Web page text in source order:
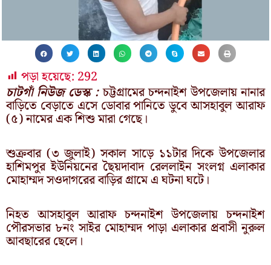
পড়া হয়েছে: 292
চাটগাঁ নিউজ ডেস্ক :চট্টগ্রামের চন্দনাইশ উপজেলায় নানার
বাড়িতে বেড়াতে এসে ডোবার পানিতে ডুবে আসহাবুল আরাফ
(৫) নামের এক শিশু মারা গেছে।
শুক্রবার (৩ জুলাই) সকাল সাড়ে ১১টার দিকে উপজেলার
হাশিমপুর ইউনিয়নের ছৈয়দাবাদ রেললাইন সংলগ্ন এলাকার
মোহাম্মদ সওদাগরের বাড়ির গ্রামে এ ঘটনা ঘটে।
নিহত আসহাবুল আরাফ চন্দনাইশ উপজেলায় চন্দনাইশ
পৌরসভার ৮নং সাইর মোহাম্মদ পাড়া এলাকার প্রবাসী নুরুল
আবছারের ছেলে।